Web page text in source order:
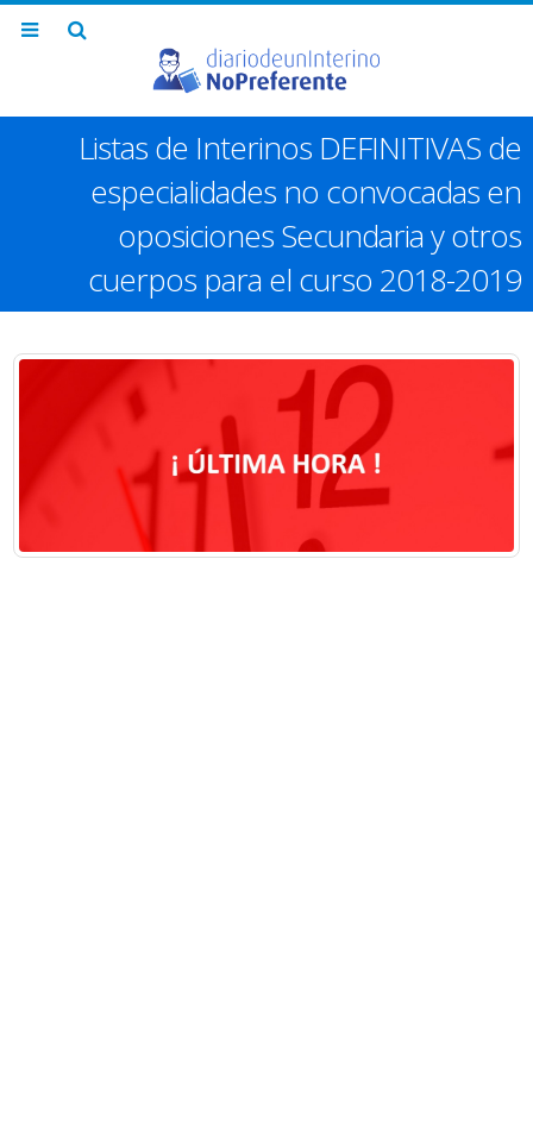
Listas de Interinos DEFINITIVAS de
especialidades no convocadas en
oposiciones Secundaria y otros
cuerpos para el curso 2018-2019